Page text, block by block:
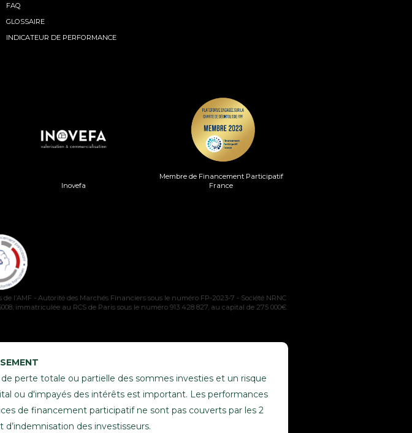
FAQ
GLOSSAIRE
INDICATEUR DE PERFORMANCE
Inovefa
Membre de Financement Participatif
France
de l’AMF - Autorité des Marchés Financiers sous le numéro FP-2023-7 - Société NRNC
immatriculée au RCS de Paris sous le numéro 913 428 827, au capital de 275 000€.
perte totale ou partielle des sommes investies et un risque
ou d'impayés des intérêts est important. Les performances
de financement participatif ne sont pas couverts par les 2
des investisseurs.